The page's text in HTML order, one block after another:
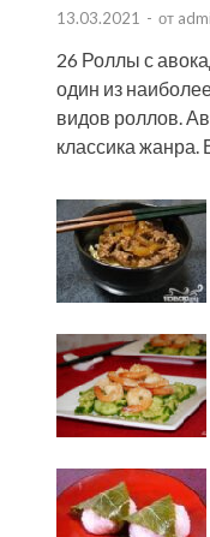
13.03.2021 - от
26 Роллы с
один из
видов роллов.
классика жанра.